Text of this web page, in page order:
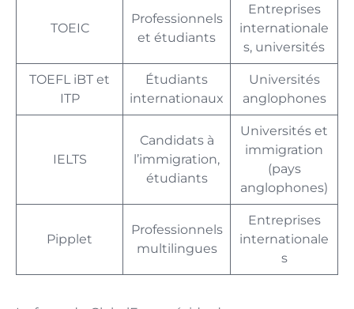
TOEIC
Professionnels
et étudiants
Entreprises
internationale
s, universités
TOEFL iBT et
ITP
Étudiants
internationaux
Universités
anglophones
IELTS
Candidats à
l’immigration,
étudiants
Universités et
immigration
(pays
anglophones)
Pipplet
Professionnels
multilingues
Entreprises
internationale
s